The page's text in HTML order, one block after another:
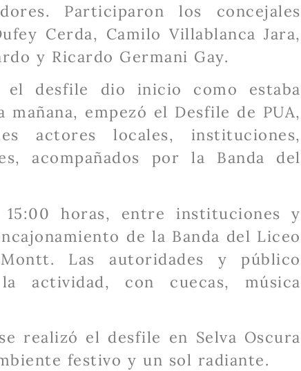
Participaron los concejales
Cerda, Camilo Villablanca Jara,
y Ricardo Germani Gay.
desfile dio inicio como estaba
empezó el Desfile de PUA,
actores locales, instituciones,
acompañados por la Banda del
horas, entre instituciones y
de la Banda del Liceo
Las autoridades y público
actividad, con cuecas, música
realizó el desfile en Selva Oscura
festivo y un sol radiante.